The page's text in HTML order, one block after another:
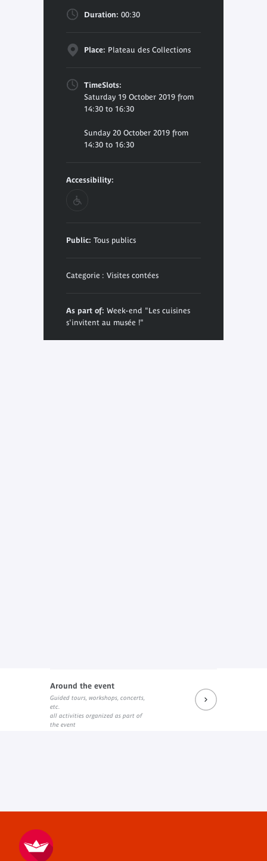
Duration: 00:30
Place: Plateau des Collections
TimeSlots:
Saturday 19 October 2019 from
14:30 to 16:30
Sunday 20 October 2019 from
14:30 to 16:30
Accessibility:
Public: Tous publics
Categorie : Visites contées
As part of: Week-end "Les cuisines
s'invitent au musée !"
Around the event
Guided tours, workshops, concerts,
etc.
all activities organized as part of
the event